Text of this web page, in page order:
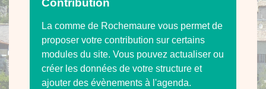
Contribution
La comme de Rochemaure vous permet de
proposer votre contribution sur certains
modules du site. Vous pouvez actualiser ou
créer les données de votre structure et
ajouter des évènements à l'agenda.